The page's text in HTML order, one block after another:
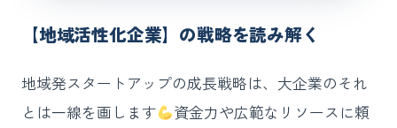
【地域活性化企業】の戦略を読み解く
地域発スタートアップの成長戦略は、大企業のそれ
とは一線を画します
資金力や広範なリソースに頼